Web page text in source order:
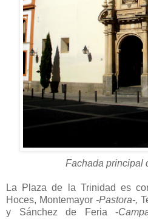
Fachada principal
La Plaza de la Trinidad es
Hoces, Montemayor -Pastora-,
y Sánchez de Feria -